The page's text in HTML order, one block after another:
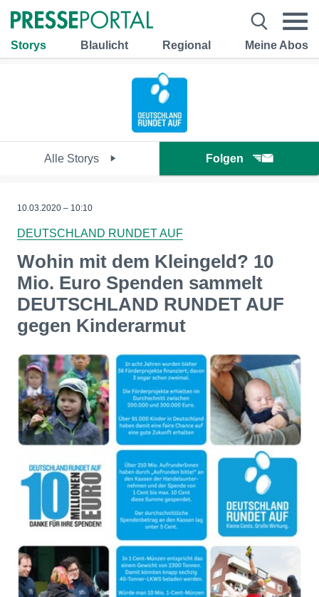
Storys Blaulicht Regional Meine Abos
Alle Storys Folgen
10.03.2020 – 10:10
DEUTSCHLAND RUNDET AUF
Wohin mit dem Kleingeld? 10
Mio. Euro Spenden sammelt
DEUTSCHLAND RUNDET AUF
gegen Kinderarmut